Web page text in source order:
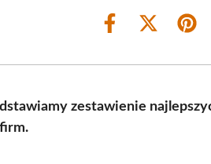
Share
Share
(Twitter)
zestawienie